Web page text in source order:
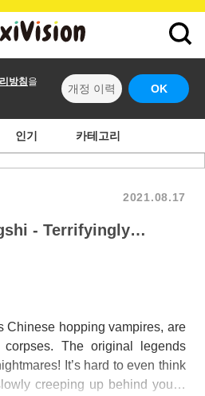
방침 을
개정 이력 OK
인기 카테고리
2021.08.17
- Terrifyingly…
Chinese hopping vampires, are
corpses. The original legends
It’s hard to even think
creeping up behind you…